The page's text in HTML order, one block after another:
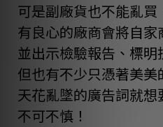
可是副廠貨也不能亂買
有良心的廠商會將自家
並出示檢驗報告、標明
但也有不少只憑著美美
天花亂墜的廣告詞就想
不可不慎！